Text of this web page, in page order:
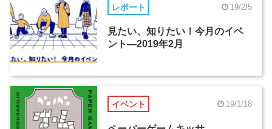
レポート 19/2/5
見たい、知りたい！今月のイベ
ント―2019年2月
イベント 19/1/18